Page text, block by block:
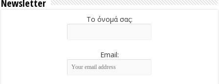
Newsletter
Το όνομά σας:
Email: